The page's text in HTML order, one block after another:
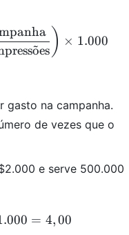
\left(
o
˜es ) × 1.000
gasto na campanha.
de vezes que o
e serve 500.000
= \left(
= 4,00